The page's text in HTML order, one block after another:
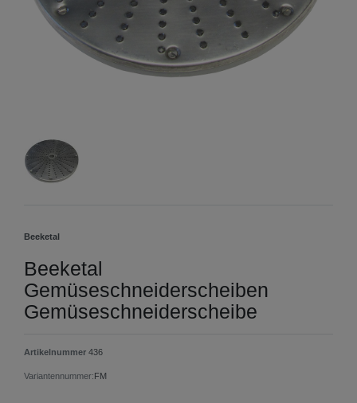
Beeketal
Beeketal
Gemüseschneiderscheiben
Gemüseschneiderscheibe
Artikelnummer 436
Variantennummer:FM